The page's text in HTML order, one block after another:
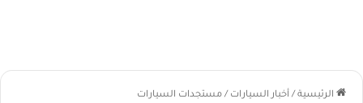
الرئيسية / أخبار السيارات / مستجدات السيارات